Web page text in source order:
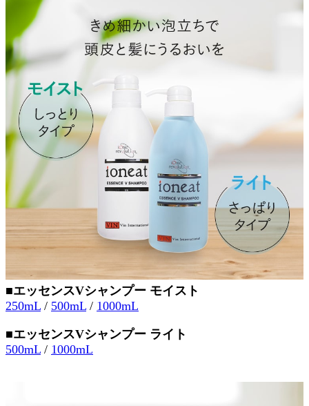
■エッセンスVシャンプー モイスト
250mL / 500mL / 1000mL
■エッセンスVシャンプー ライト
500mL / 1000mL